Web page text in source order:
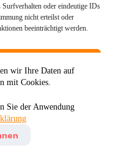
oder eindeutige IDs
nicht erteilst oder
beeinträchtigt werden.
wir Ihre Daten auf
mit Cookies.
Sie der Anwendung